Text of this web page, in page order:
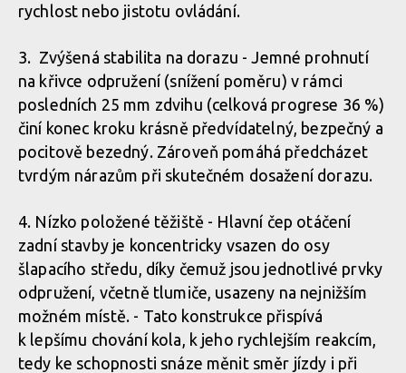
rychlost nebo jistotu ovládání.
3. Zvýšená stabilita na dorazu - Jemné prohnutí
na křivce odpružení (snížení poměru) v rámci
posledních 25 mm zdvihu (celková progrese 36 %)
činí konec kroku krásně předvídatelný, bezpečný a
pocitově bezedný. Zároveň pomáhá předcházet
tvrdým nárazům při skutečném dosažení dorazu.
4. Nízko položené těžiště - Hlavní čep otáčení
zadní stavby je koncentricky vsazen do osy
šlapacího středu, díky čemuž jsou jednotlivé prvky
odpružení, včetně tlumiče, usazeny na nejnižším
možném místě. - Tato konstrukce přispívá
k lepšímu chování kola, k jeho rychlejším reakcím,
tedy ke schopnosti snáze měnit směr jízdy i při